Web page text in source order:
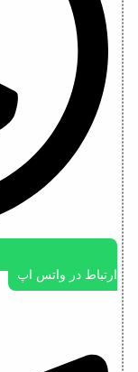
ارتباط در واتس اپ